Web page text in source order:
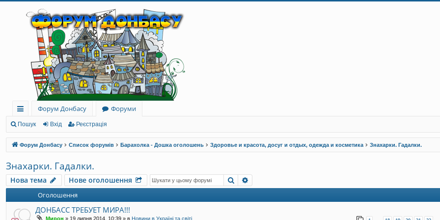
ви
дк
и
й
до
ст
уп
Форум Донбасу
Форуми
Пошук Вхід Реєстрація
Форум Донбасу Список форумів Барахолка - Дошка оголошень Здоровье и красота, досуг и отдых, одежда и косметика Знахарки. Гадалки.
Знахарки. Гадалки.
Нова тема Нове оголошення Пошук
Оголошення
ДОНБАСС ТРЕБУЕТ МИРА!!!
Мирон » 19 липня 2014, 10:39 » в Новини в Україні та світі